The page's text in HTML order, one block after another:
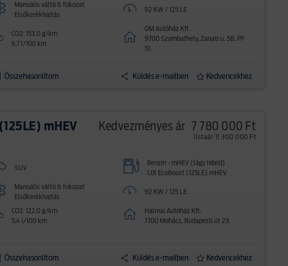
Manuális váltó 6 fokozat
Elsőkerékhajtás
92 KW / 125 LE
CO2: 153.0 g/km
6.7 l/100 km
OM Autóház Kft
9700 Szombathely, Zanati u. 58. PF
51.
Összehasonlítom Küldés e-mailben Kedvencekhez
mHEV
Kedvezményes ár 7 780 000 Ft
listaár 11 300 000 Ft
SUV
Benzin - mHEV (lágy hibrid)
1.0l EcoBoost (125LE) mHEV
Manuális váltó 6 fokozat
Elsőkerékhajtás
92 KW / 125 LE
CO2: 122.0 g/km
5.4 l/100 km
Halmai Autóház Kft.
7700 Mohács, Budapesti út 29.
Összehasonlítom Küldés e-mailben Kedvencekhez